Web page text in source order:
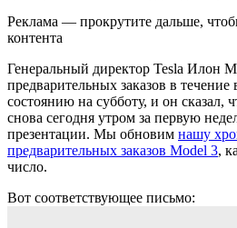
Реклама — прокрутите дальше,
контента
Генеральный директор Tesla Илон
предварительных заказов в
состоянию на субботу, и он сказал,
снова сегодня утром за первую
презентации. Мы обновим нашу
предварительных заказов Model 3,
число.
Вот соответствующее письмо: